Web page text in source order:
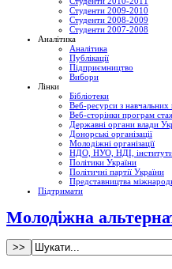
Студенти 2009-2010
Студенти 2008-2009
Студенти 2007-2008
Аналітика
Аналітика
Публікації
Підприємництво
Вибори
Лінки
Бібліотеки
Веб-ресурси з
Веб-сторінки програм
Державні органи влади
Донорські організації
Молодіжні організації
НДО, НУО, НДІ,
Політики України
Політичні партії України
Представництва
Підтримати
Молодіжна